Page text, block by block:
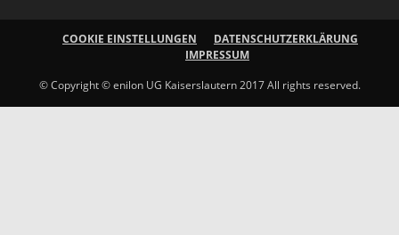
COOKIE EINSTELLUNGEN
DATENSCHUTZERKLÄRUNG
IMPRESSUM
© Copyright © enilon UG Kaiserslautern 2017 All rights reserved.